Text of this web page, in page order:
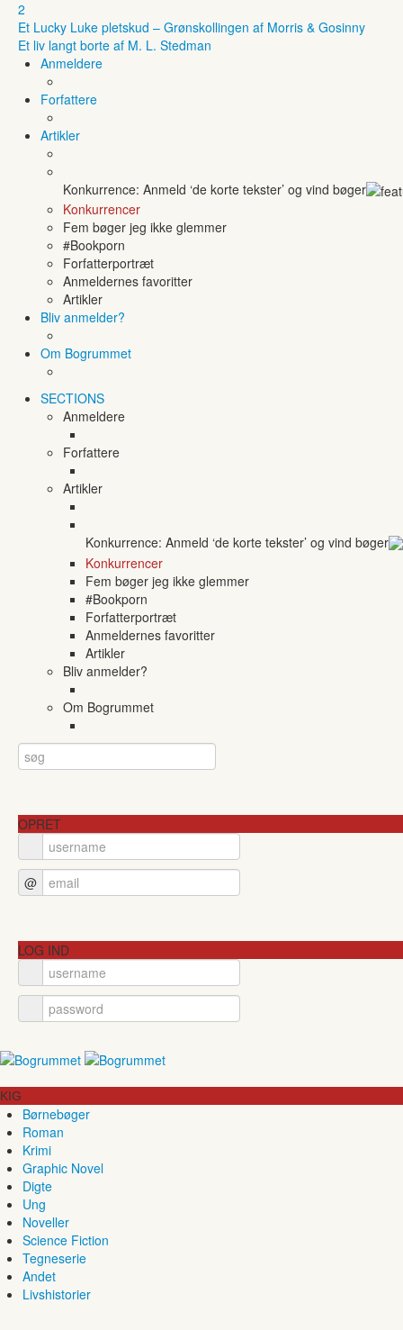
2
Et Lucky Luke pletskud – Grønskollingen af Morris & Gosinny
Et liv langt borte af M. L. Stedman
Anmeldere
Forfattere
Artikler
Konkurrence: Anmeld ‘de korte tekster’ og vind bøger
Konkurrencer
Fem bøger jeg ikke glemmer
#Bookporn
Forfatterportræt
Anmeldernes favoritter
Artikler
Bliv anmelder?
Om Bogrummet
SECTIONS
Anmeldere
Forfattere
Artikler
Konkurrence: Anmeld ‘de korte tekster’ og vind bøger
Konkurrencer
Fem bøger jeg ikke glemmer
#Bookporn
Forfatterportræt
Anmeldernes favoritter
Artikler
Bliv anmelder?
Om Bogrummet
OPRET
@
LOG IND
KIG
Børnebøger
Roman
Krimi
Graphic Novel
Digte
Ung
Noveller
Science Fiction
Tegneserie
Andet
Livshistorier